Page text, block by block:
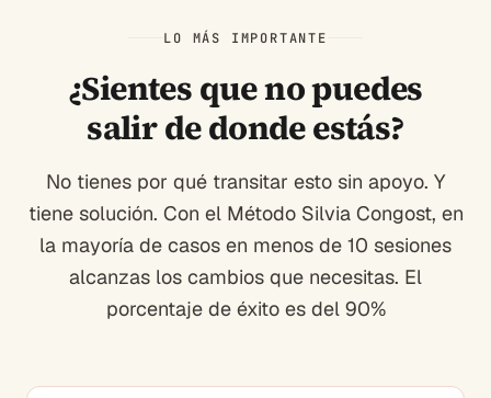
LO MÁS IMPORTANTE
¿Sientes que no puedes
salir de donde estás?
No tienes por qué transitar esto sin apoyo. Y
tiene solución. Con el Método Silvia Congost, en
la mayoría de casos en menos de 10 sesiones
alcanzas los cambios que necesitas. El
porcentaje de éxito es del 90%